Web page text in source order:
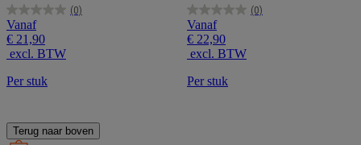
(0)
0.0
van
de
5
sterren.
Vanaf
€ 21,90
excl. BTW
Per stuk
(0)
0.0
van
de
5
sterren.
Vanaf
€ 22,90
excl. BTW
Per stuk
Terug naar boven